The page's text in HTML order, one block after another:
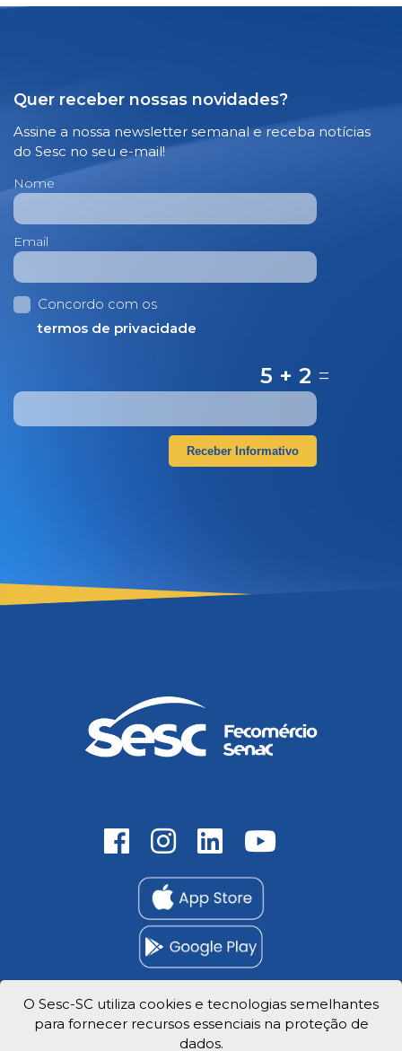
Quer receber nossas novidades?
Assine a nossa newsletter semanal e receba notícias
do Sesc no seu e-mail!
Nome
Email
Concordo com os
termos de privacidade
5 + 2 =
Receber Informativo
Trabalhe Conosco
Privacidade e dados
O Sesc-SC utiliza cookies e tecnologias semelhantes
para fornecer recursos essenciais na proteção de
dados.